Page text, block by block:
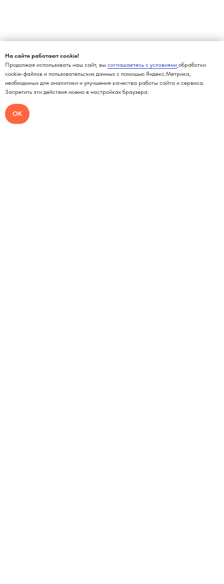
На сайте работают cookie!
Продолжая использовать наш сайт, вы соглашаетесь с условиями обработки
cookie-файлов и пользовательских данных с помощью Яндекс.Метрика,
необходимых для аналитики и улучшения качества работы сайта и сервиса.
Запретить эти действия можно в настройках браузера.
ОК